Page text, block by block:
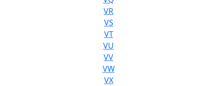
VR
VS
VT
VU
VV
VW
VX